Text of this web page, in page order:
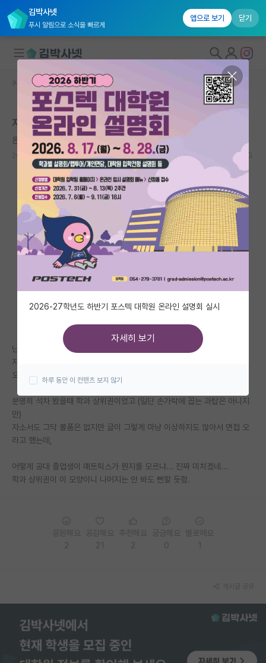
김박사넷
푸시 알림으로 소식을 빠르게
앱으로 보기 닫기
대학원생 모집
국내대학원 정보
연구실&오픈랩
커뮤니티
커뮤니티 홈
전체글보기
베스트 게시판
IF 명예의전당
자유 게시판(아무개랩)
미국 유학 게시판
미국 대학원 합격 후기 게시판
대학원 합격 후기 게시판
연구실(PI) 홍보 게시판
석박사 채용 정보 게시판
학부 인턴 게시판
반도체/AI 게시판
장학금/장학생 게시판
커뮤니티 홈 자유 게시판(아무개랩)
지방사립대에 대한 개인적 의견
온화한 제임스 와트
2021.10.23 52 10418
난 오히려 지잡대에 대해 전혀 편견 없는 사람이었는데,
지잡대 갔어도 실력만 좋으면 되지 라고 생각했던 사람이었는데
오늘 면접보고 와서 생각이 좀 바뀌었음.
분명히 석차 봤을때 학과 상위권이었고 (일단 손가락에 꼽는 과탑은 아니지
만)
자소서도 그닥 볼품은 없지만 글이 그렇게 마냥 이상하지도 않아서 면접 오
라고 했는데,
어떻게 공대 졸업생이 매트릭스가 뭔지를 모르냐... 진짜 미치겠네...
학과 상위권이 이 모양이니 나머지는 안 봐도 뻔할 듯함.
2026-27학년도 하반기 포스텍 대학원 온라인 설명회 실시
자세히 보기
하루 동안 이 컨텐츠 보지 않기